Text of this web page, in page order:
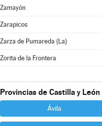
Zamayón
Zarapicos
Zarza de Pumareda (La)
Zorita de la Frontera
Provincias de Castilla y León
Ávila